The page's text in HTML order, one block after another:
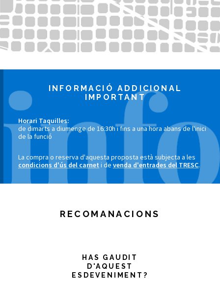
INFORMACIÓ ADDICIONAL
IMPORTANT
Horari Taquilles:
de dimarts a diumenge de 16:30h i fins a una hora abans de l'inici
de la funció
La compra o reserva d'aquesta proposta està subjecta a les
condicions d'ús del carnet i de venda d'entrades del TRESC.
RECOMANACIONS
HAS GAUDIT
D'AQUEST
ESDEVENIMENT?